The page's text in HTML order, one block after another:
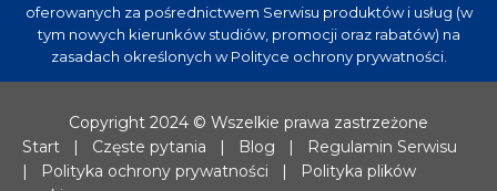
oferowanych za pośrednictwem Serwisu produktów i usług (w
tym nowych kierunków studiów, promocji oraz rabatów) na
zasadach określonych w Polityce ochrony prywatności.
Copyright 2024 © Wszelkie prawa zastrzeżone
Start | Częste pytania | Blog |
Regulamin Serwisu
|
Polityka ochrony prywatności |
Polityka plików